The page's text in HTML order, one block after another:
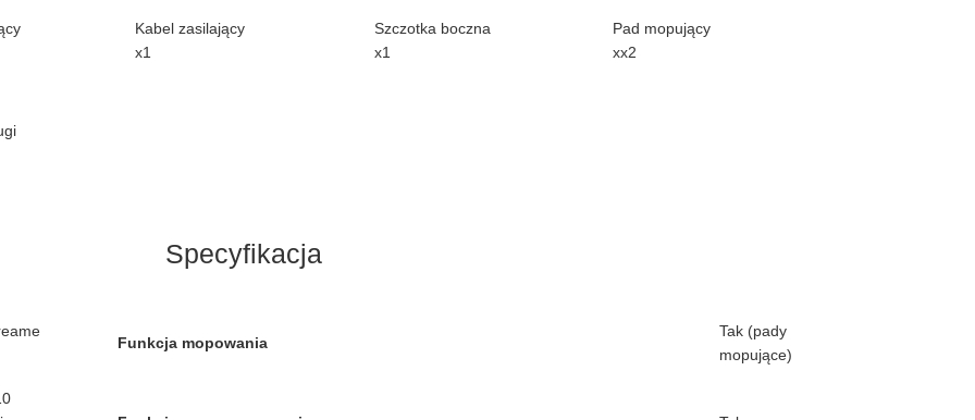
Kabel zasilający
x1
Szczotka boczna
x1
Pad mopujący
xx2
Specyfikacja
Funkcja mopowania
Tak (pady
mopujące)